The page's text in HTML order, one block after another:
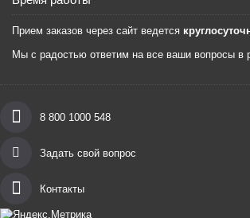
Прием заказов через сайт ведется
Мы с радостью ответим на все ваши вопросы в
8 800 1000 548
Задать свой вопрос
Контакты